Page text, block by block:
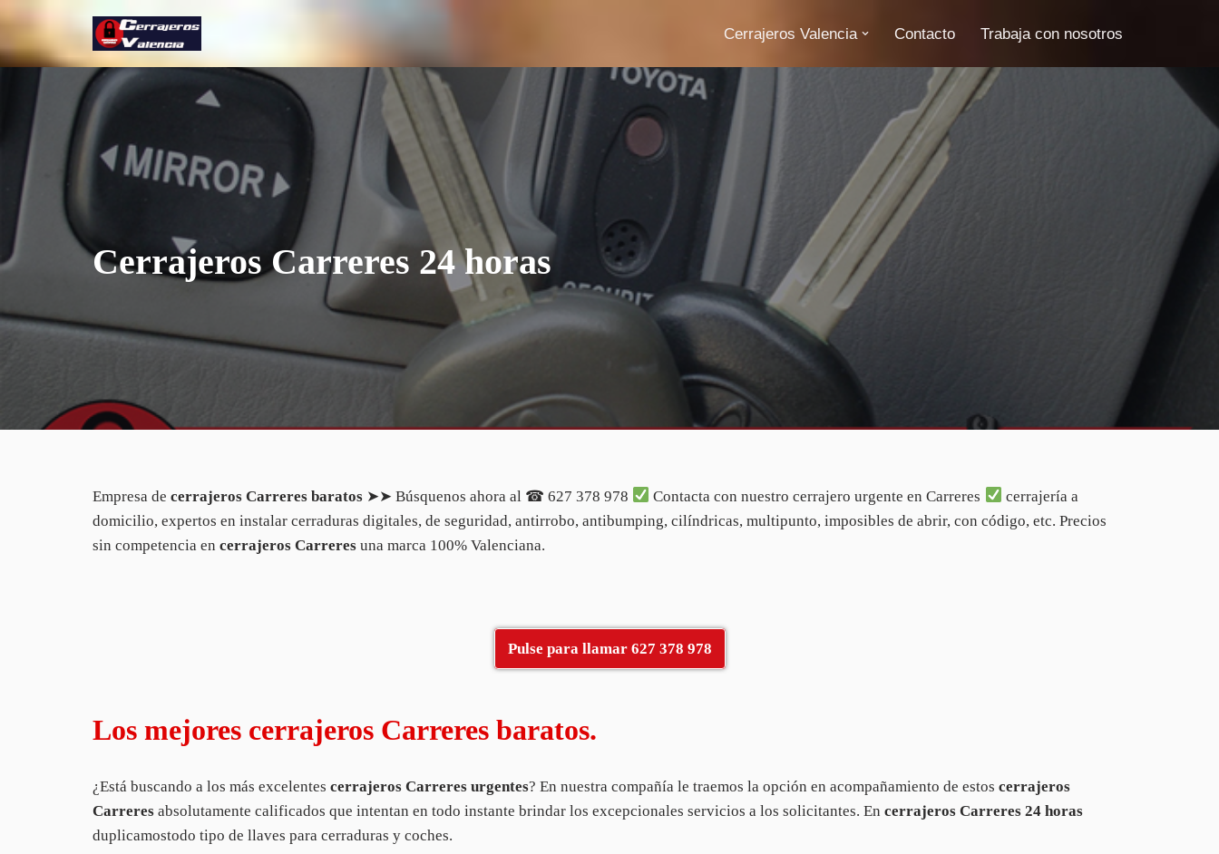
Saltar
contenido
Cerrajeros Valencia Contacto Trabaja con nosotros
Cerrajeros Carreres 24 horas
Empresa de cerrajeros Carreres baratos ➤➤ Búsquenos ahora al ☎ 627 378 978 Contacta con nuestro cerrajero urgente en Carreres
cerrajería a
domicilio, expertos en instalar cerraduras digitales, de seguridad, antirrobo, antibumping, cilíndricas, multipunto, imposibles de abrir, con código, etc. Precios
sin competencia en cerrajeros Carreres una marca 100% Valenciana.
Pulse para llamar 627 378 978
Los mejores cerrajeros Carreres baratos.
¿Está buscando a los más excelentes cerrajeros Carreres urgentes? En nuestra compañía le traemos la opción en acompañamiento de estos cerrajeros
Carreres absolutamente calificados que intentan en todo instante brindar los excepcionales servicios a los solicitantes. En cerrajeros Carreres 24 horas
duplicamostodo tipo de llaves para cerraduras y coches.